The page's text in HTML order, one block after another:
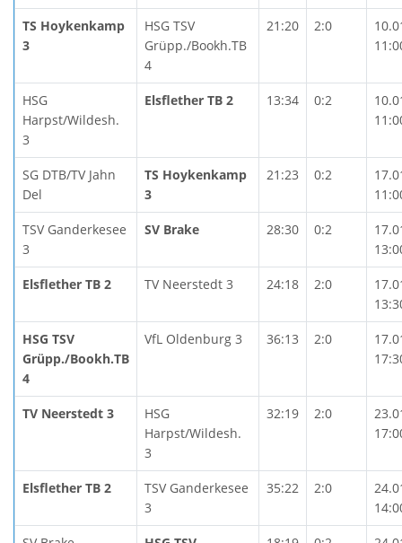
TS Hoykenkamp
3
HSG TSV
Grüpp./Bookh.TB
4
21:20 2:0
HSG
Harpst/Wildesh.
3
Elsflether TB 2 13:34 0:2
SG DTB/TV Jahn
Del
TS Hoykenkamp
3
21:23 0:2
TSV Ganderkesee
3
SV Brake 28:30 0:2
Elsflether TB 2 TV Neerstedt 3 24:18 2:0
HSG TSV
Grüpp./Bookh.TB
4
VfL Oldenburg 3 36:13 2:0
TV Neerstedt 3
HSG
Harpst/Wildesh.
3
32:19 2:0
Elsflether TB 2
TSV Ganderkesee
3
35:22 2:0